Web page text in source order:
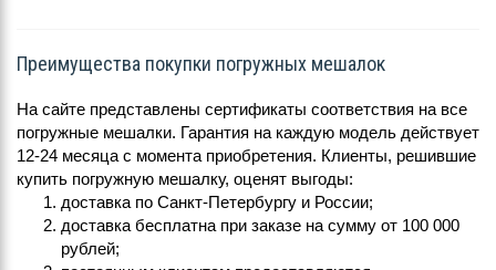
Преимущества покупки погружных мешалок
На сайте представлены сертификаты соответствия на все
погружные мешалки. Гарантия на каждую модель действует
12-24 месяца с момента приобретения. Клиенты, решившие
купить погружную мешалку, оценят выгоды:
доставка по Санкт-Петербургу и России;
доставка бесплатна при заказе на сумму от 100 000
рублей;